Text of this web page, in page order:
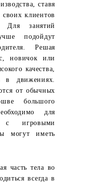
ставя
своих клиентов
Для занятий
подойдут
Решая
новичок или
качества,
в движениях.
от обычных
большого
для
с игровыми
могут иметь
часть тела во
всегда в